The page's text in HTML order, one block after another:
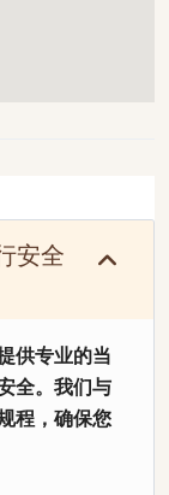
安全
供专业的当
全。我们与
程，确保您